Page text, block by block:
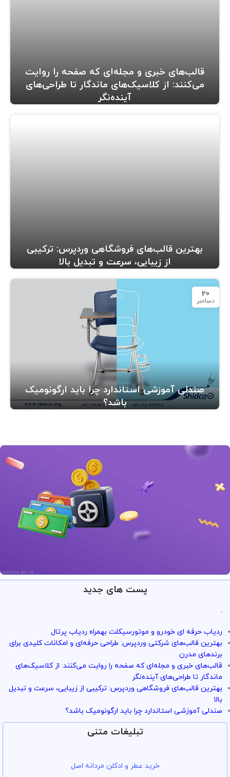
قالب‌های خبری و مجله‌ای که صفحه را روایت
می‌کنند: از کلاسیک‌های ماندگار تا طراحی‌های
آینده‌نگر
بهترین قالب‌های فروشگاهی وردپرس: ترکیبی
از زیبایی، سرعت و تبدیل بالا
20
دسامبر
صندلی آموزشی استاندارد چرا باید ارگونومیک
باشد؟
با خیال راحت میتونی از خدمات و سرویس ها استفاده کنی
پست های جدید
.
ردیاب حرفه ای خودرو و موتورسیکلت بهمراه ردیاب پرتال
بهترین قالب‌های شرکتی وردپرس: طراحی حرفه‌ای و امکانات کلیدی برای
برندهای مدرن
قالب‌های خبری و مجله‌ای که صفحه را روایت می‌کنند: از کلاسیک‌های
ماندگار تا طراحی‌های آینده‌نگر
بهترین قالب‌های فروشگاهی وردپرس: ترکیبی از زیبایی، سرعت و تبدیل
بالا
صندلی آموزشی استاندارد چرا باید ارگونومیک باشد؟
تبلیغات متنی
خرید عطر و ادکلن مردانه اصل